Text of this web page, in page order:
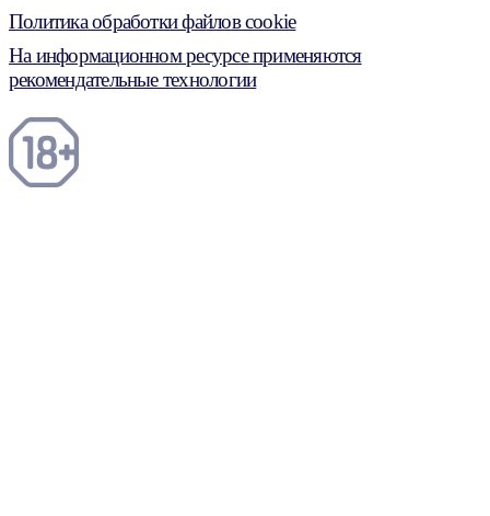
Политика обработки файлов cookie
На информационном ресурсе применяются
рекомендательные технологии